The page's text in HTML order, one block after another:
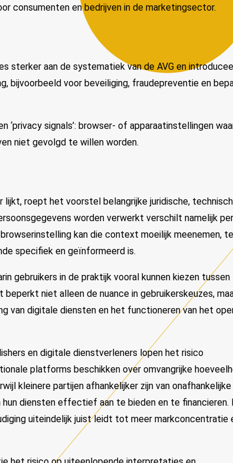
consumenten en bedrijven in de marketingsector.
sterker aan de systematiek van de AVG en
bijvoorbeeld voor beveiliging, fraudepreventie en
signals’: browser- of apparaatinstellingen
niet gevolgd te willen worden.
roept het voorstel belangrijke juridische,
worden verwerkt verschilt namelijk per
kan die context moeilijk meenemen,
specifiek en geïnformeerd is.
gebruikers in de praktijk vooral kunnen kiezen tussen
niet alleen de nuance in gebruikerskeuzes,
van digitale diensten en het functioneren van het
en digitale dienstverleners lopen het risico
platforms beschikken over omvangrijke
kleinere partijen afhankelijker zijn van onafhankelijke
diensten effectief aan te bieden en te financieren.
uiteindelijk juist leidt tot meer markconcentratie